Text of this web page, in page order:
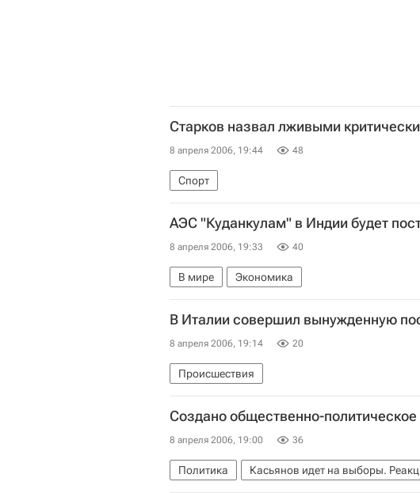
Старков назвал лживыми
8 апреля 2006, 19:44 48
Спорт
АЭС "Куданкулам" в Индии будет
8 апреля 2006, 19:33 40
В мире Экономика
В Италии совершил вынужденную
8 апреля 2006, 19:14 20
Происшествия
Создано общественно-
8 апреля 2006, 19:00 36
Политика Касьянов идет на выборы.